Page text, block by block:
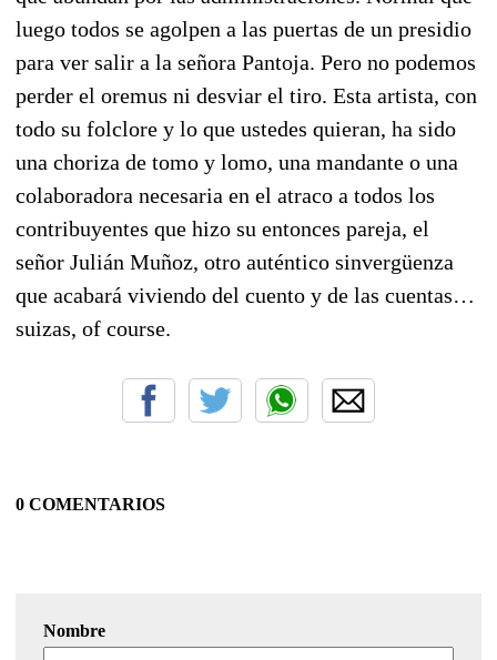
luego todos se agolpen a las puertas de un presidio
para ver salir a la señora Pantoja. Pero no podemos
perder el oremus ni desviar el tiro. Esta artista, con
todo su folclore y lo que ustedes quieran, ha sido
una choriza de tomo y lomo, una mandante o una
colaboradora necesaria en el atraco a todos los
contribuyentes que hizo su entonces pareja, el
señor Julián Muñoz, otro auténtico sinvergüenza
que acabará viviendo del cuento y de las cuentas…
suizas, of course.
0 COMENTARIOS
Nombre